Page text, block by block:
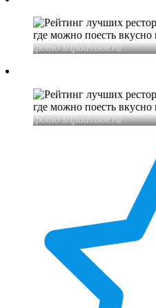
фото tripadvisor.ru
фото tripadvisor.ru